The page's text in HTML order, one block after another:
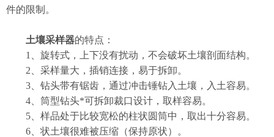
件的限制。
土壤采样器的特点：
1、旋转式，上下没有扰动，不会破坏土壤剖面结构。
2、采样量大，插销连接，易于拆卸。
3、钻头带有锯齿，通过冲击锤钻入土壤，入土容易。
4、筒型钻头*可拆卸裁口设计，取样容易。
5、样品处于比较宽松的柱状圆筒中，取出十分容易。
6、状土壤很难被压缩（保持原状）。